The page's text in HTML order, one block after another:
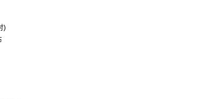
一頂以上請選宅配)
含以上)免運費
)